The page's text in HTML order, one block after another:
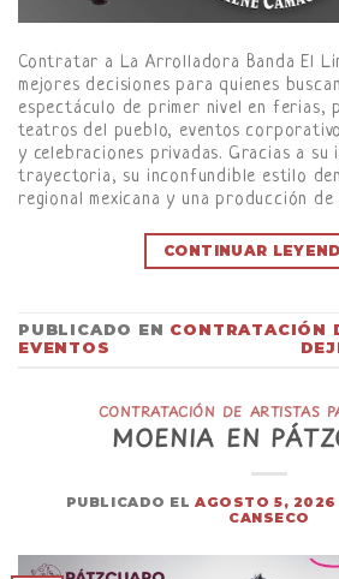
Contratar a La Arrolladora Banda El
mejores decisiones para quienes
espectáculo de primer nivel en ferias,
teatros del pueblo, eventos
y celebraciones privadas. Gracias a su
trayectoria, su inconfundible estilo
regional mexicana y una producción
CONTINUAR
PUBLICADO EN CONTRATACIÓN
EVENTOS
CONTRATACIÓN DE ARTISTAS
MOENIA EN
PUBLICADO ELAGOSTO 5, 2026
CANSECO